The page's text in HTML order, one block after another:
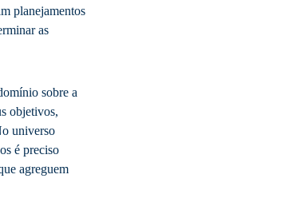
planejamentos
as
sobre a
objetivos,
universo
é preciso
agreguem